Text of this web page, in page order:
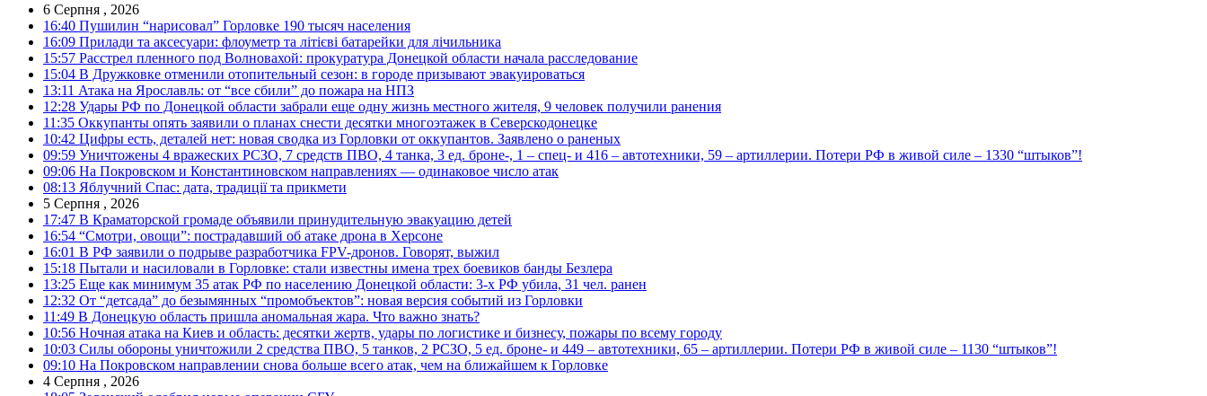
6 Серпня , 2026
16:40 Пушилин “нарисовал” Горловке 190 тысяч населения
16:09 Прилади та аксесуари: флоуметр та літієві батарейки для лічильника
15:57 Расстрел пленного под Волновахой: прокуратура Донецкой области начала расследование
15:04 В Дружковке отменили отопительный сезон: в городе призывают эвакуироваться
13:11 Атака на Ярославль: от “все сбили” до пожара на НПЗ
12:28 Удары РФ по Донецкой области забрали еще одну жизнь местного жителя, 9 человек получили ранения
11:35 Оккупанты опять заявили о планах снести десятки многоэтажек в Северскодонецке
10:42 Цифры есть, деталей нет: новая сводка из Горловки от оккупантов. Заявлено о раненых
09:59 Уничтожены 4 вражеских РСЗО, 7 средств ПВО, 4 танка, 3 ед. броне-, 1 – спец- и 416 – автотехники, 59 – артиллерии. Потери РФ в живой силе – 1330 “штыков”!
09:06 На Покровском и Константиновском направлениях — одинаковое число атак
08:13 Яблучний Спас: дата, традиції та прикмети
5 Серпня , 2026
17:47 В Краматорской громаде объявили принудительную эвакуацию детей
16:54 “Смотри, овощи”: пострадавший об атаке дрона в Херсоне
16:01 В РФ заявили о подрыве разработчика FPV-дронов. Говорят, выжил
15:18 Пытали и насиловали в Горловке: стали известны имена трех боевиков банды Безлера
13:25 Еще как минимум 35 атак РФ по населению Донецкой области: 3-х РФ убила, 31 чел. ранен
12:32 От “детсада” до безымянных “промобъектов”: новая версия событий из Горловки
11:49 В Донецкую область пришла аномальная жара. Что важно знать?
10:56 Ночная атака на Киев и область: десятки жертв, удары по логистике и бизнесу, пожары по всему городу
10:03 Силы обороны уничтожили 2 средства ПВО, 5 танков, 2 РСЗО, 5 ед. броне- и 449 – автотехники, 65 – артиллерии. Потери РФ в живой силе – 1130 “штыков”!
09:10 На Покровском направлении снова больше всего атак, чем на ближайшем к Горловке
4 Серпня , 2026